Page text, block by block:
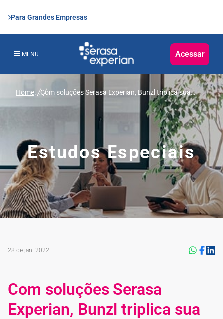
Para Grandes Empresas
MENU Acessar
Home...Com soluções Serasa Experian, Bunzl triplica sua
capacidade de análise de crédito no Brasil
Estudos Especiais
28 de jan. 2022
Com soluções Serasa
Experian, Bunzl triplica sua